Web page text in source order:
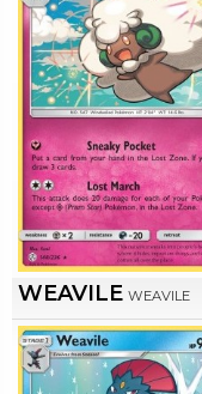
WEAVILE WEAVILE